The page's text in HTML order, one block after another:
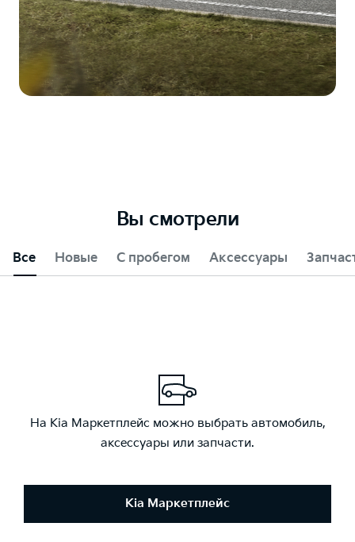
Вы смотрели
Все Новые С пробегом Аксессуары
На Kia Маркетплейс можно выбрать автомобиль,
аксессуары или запчасти.
Kia Маркетплейс